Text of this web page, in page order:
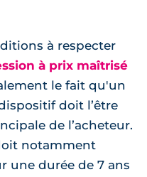
à respecter
à prix maîtrisé
le fait qu'un
doit l’être
de l’acheteur.
notamment
une durée de 7 ans